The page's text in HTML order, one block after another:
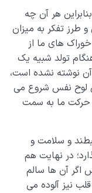
هر آن چه
طرز تفکر به میزان
های ما از
تولد شبیه یک
نوشته نشده است،
لوح نفس شروع می
حرکت ما به سمت
و سلامت و
در نهایت هم
آن ها سالم
نیز آلوده می